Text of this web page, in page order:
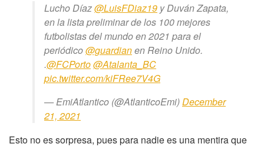
Lucho Díaz@LuisFDiaz19 y Duván Zapata,
en la lista preliminar de los 100 mejores
futbolistas del mundo en 2021 para el
periódico@guardianen Reino Unido.
.@FCPorto@Atalanta_BC
pic.twitter.com/kiFRee7V4G
— EmiAtlantico (@AtlanticoEmi)December
21, 2021
Esto no es sorpresa, pues para nadie es una mentira que